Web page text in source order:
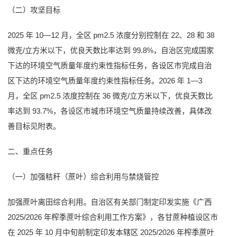
（二）攻坚目标
2025 年 10—12 月，全区 pm2.5 浓度分别控制在 22、28 和 38
微克/立方米以下，优良天数比率达到 99.8%，自治区完成国家
下达的环境空气质量年度约束性指标任务，各设区市完成自治
区下达的环境空气质量年度约束性指标任务。2026 年 1—3
月，全区 pm2.5 浓度控制在 36 微克/立方米以下，优良天数比
率达到 93.7%，各设区市城市环境空气质量持续改善，具体改
善目标见附表。
二、重点任务
（一）加强秸秆（蔗叶）综合利用与禁烧管控
加强蔗叶离田综合利用。自治区有关部门制定印发实施《广西
2025/2026 年榨季蔗叶综合利用工作方案》，各甘蔗种植设区市
在 2025 年 10 月中旬前制定印发本辖区 2025/2026 年榨季蔗叶